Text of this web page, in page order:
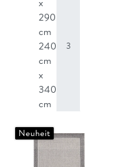
290
cm
240
cm
x
340
cm
3
Neuheit